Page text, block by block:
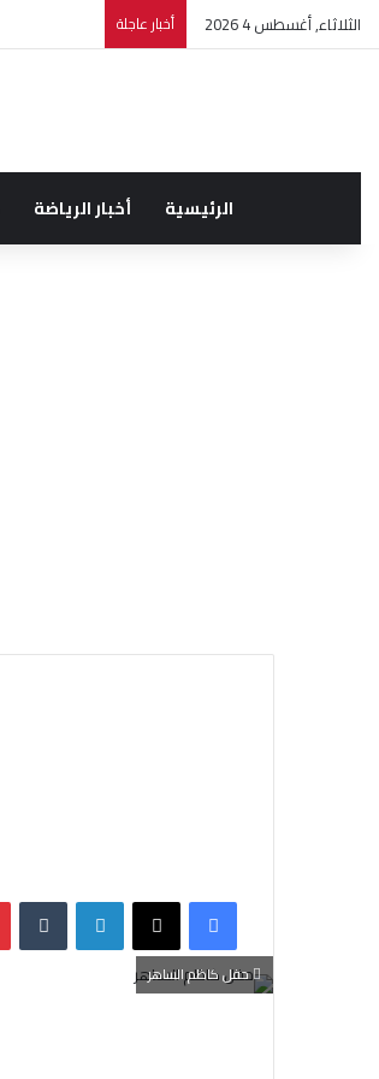
الثلاثاء, أغسطس 4 2026 أخبار عاجلة
الرئيسية أخبار الرياضة
فيسبوك لينكدإن
حفل كاظم الساهر